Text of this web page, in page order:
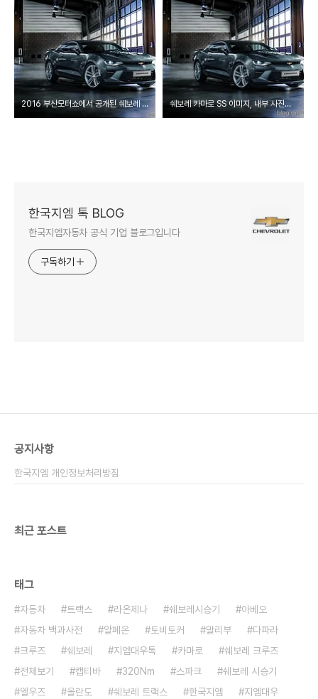
2016 부산모터쇼에서 공개된 쉐보레 올 뉴 카마로 SS를 소개합니다. 쉐보레 카마로 SS 이미지, 내부 사진까지 대방출
한국지엠 톡 BLOG
한국지엠자동차 공식 기업 블로그입니다
구독하기
공지사항
한국지엠 개인정보처리방침
최근 포스트
태그
자동차 트랙스 라온제나 쉐보레시승기
아베오
자동차 백과사전
알페온 토비토커 말리부
다파라
크루즈
쉐보레 지엠대우톡 카마로
쉐보레 크루즈
전체보기
캡티바 320Nm 스파크
쉐보레 시승기
엘우즈
올란도 쉐보레 트랙스 한국지엠 지엠대우